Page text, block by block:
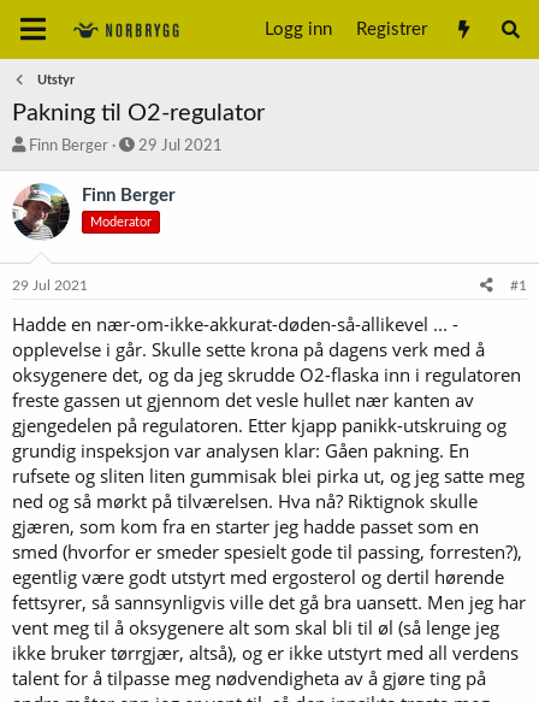
Logg inn Registrer
Utstyr
Pakning til O2-regulator
T
å
d
s
t
r
Finn Berger
S
a
r
t
o
29 Jul 2021
Finn Berger
Moderator
29 Jul 2021 #1
Hadde en nær-om-ikke-akkurat-døden-så-allikevel ... -
opplevelse i går. Skulle sette krona på dagens verk med å
oksygenere det, og da jeg skrudde O2-flaska inn i regulatoren
freste gassen ut gjennom det vesle hullet nær kanten av
gjengedelen på regulatoren. Etter kjapp panikk-utskruing og
grundig inspeksjon var analysen klar: Gåen pakning. En
rufsete og sliten liten gummisak blei pirka ut, og jeg satte meg
ned og så mørkt på tilværelsen. Hva nå? Riktignok skulle
gjæren, som kom fra en starter jeg hadde passet som en
smed (hvorfor er smeder spesielt gode til passing, forresten?),
egentlig være godt utstyrt med ergosterol og dertil hørende
fettsyrer, så sannsynligvis ville det gå bra uansett. Men jeg har
vent meg til å oksygenere alt som skal bli til øl (så lenge jeg
ikke bruker tørrgjær, altså), og er ikke utstyrt med all verdens
talent for å tilpasse meg nødvendigheta av å gjøre ting på